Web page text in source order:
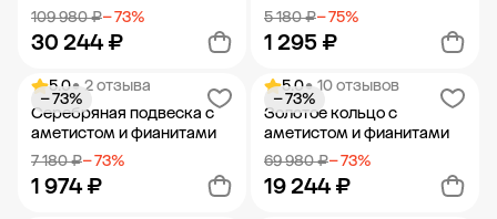
109 980 ₽− 73%
30 244 ₽
Добавить в корзину
5 180 ₽− 75%
1 295 ₽
Добавить в корзину
5.0• 2 отзыва
Серебряная подвеска с
аметистом и фианитами
7 180 ₽− 73%
1 974 ₽
− 73%
5.0• 10 отзывов
Золотое кольцо с
аметистом и фианитами
69 980 ₽− 73%
19 244 ₽
− 73%